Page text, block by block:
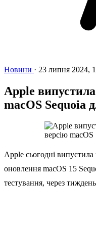
Новини · 23 липня 2024,
Apple
macOS Sequoia
Apple сьогодні випустила
оновлення macOS 15
тестування, через тиждень